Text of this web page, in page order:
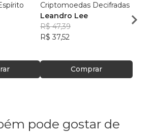
Criptomoedas Decifradas
Leandro Lee
R$ 47,39
R$ 37,52
Comprar
pode gostar de